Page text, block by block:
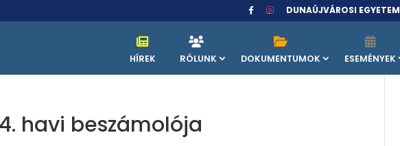
DUNAÚJVÁROSI EGYETEM
HÍREK RÓLUNK DOKUMENTUMOK ESEMÉNYEK
havi beszámolója